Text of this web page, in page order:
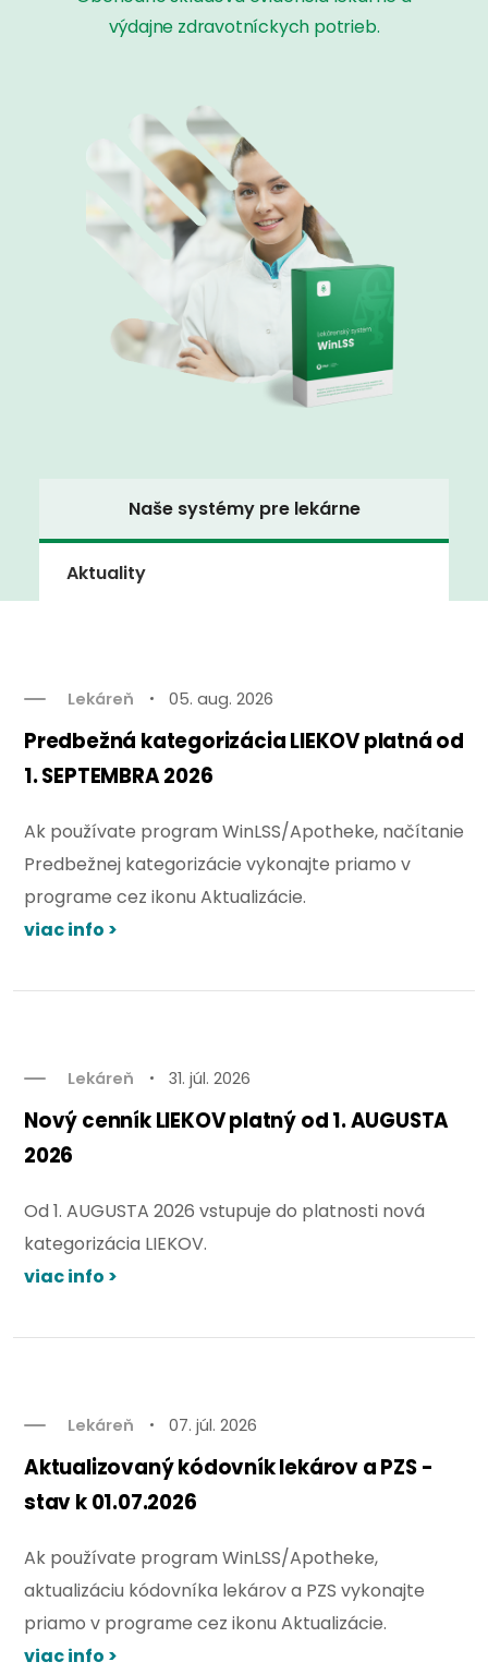
výdajne zdravotníckych potrieb.
Naše systémy pre lekárne
Aktuality
Lekáreň 05. aug. 2026
Predbežná kategorizácia LIEKOV platná od
1. SEPTEMBRA 2026
Ak používate program WinLSS/Apotheke, načítanie
Predbežnej kategorizácie vykonajte priamo v
programe cez ikonu Aktualizácie.
viac info >
Lekáreň 31. júl. 2026
Nový cenník LIEKOV platný od 1. AUGUSTA
2026
Od 1. AUGUSTA 2026 vstupuje do platnosti nová
kategorizácia LIEKOV.
viac info >
Lekáreň 07. júl. 2026
Aktualizovaný kódovník lekárov a PZS -
stav k 01.07.2026
Ak používate program WinLSS/Apotheke,
aktualizáciu kódovníka lekárov a PZS vykonajte
priamo v programe cez ikonu Aktualizácie.
viac info >